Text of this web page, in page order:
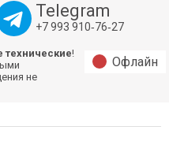
Telegram
+7 993 910‑76‑27
технические!
не
Офлайн